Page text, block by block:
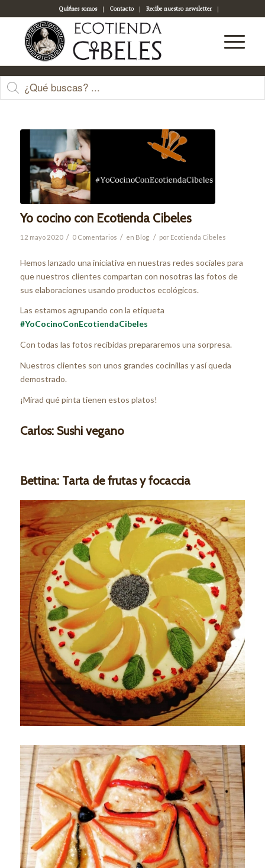
Quiénes somos Contacto
Recibe nuestro newsletter
Acceso a tu cuenta
Últimas entradas
Yo cocino con Ecotienda Cibeles
12 mayo 2020 / 0 Comentarios / en Blog / por Ecotienda Cibeles
Hemos lanzado una iniciativa en nuestras redes sociales para
que nuestros clientes compartan con nosotras las fotos de
sus elaboraciones usando productos ecológicos.
Las estamos agrupando con la etiqueta
#YoCocinoConEcotiendaCibeles
Con todas las fotos recibidas prepararemos una sorpresa.
Nuestros clientes son unos grandes cocinillas y así queda
demostrado.
¡Mirad qué pinta tienen estos platos!
Carlos: Sushi vegano
Bettina: Tarta de frutas y focaccia